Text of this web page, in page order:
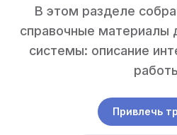
В этом разделе
справочные материалы
системы: описание
Привлечь